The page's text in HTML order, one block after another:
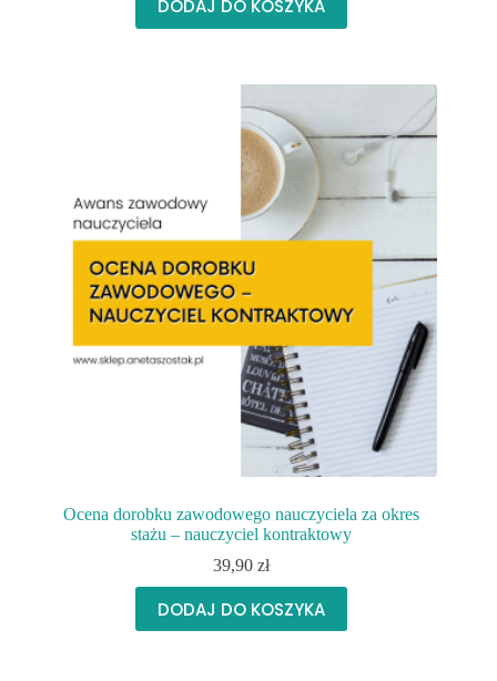
DODAJ DO KOSZYKA
Ocena dorobku zawodowego nauczyciela za okres
stażu – nauczyciel kontraktowy
39,90 zł
DODAJ DO KOSZYKA